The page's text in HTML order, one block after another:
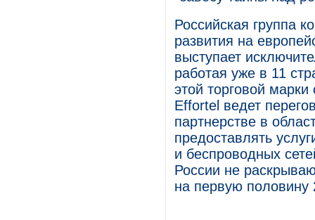
Российская группа
развития на
выступает
работая уже в 11
этой торговой
Effortel ведет
партнерстве в
предоставлять
и беспроводных
России не
на первую половину